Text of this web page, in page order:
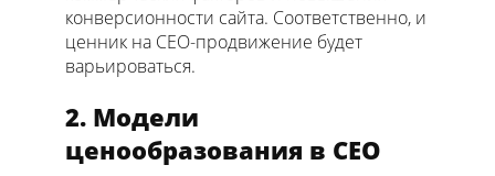
конверсионности сайта. Соответственно, и
ценник на СЕО-продвижение будет
варьироваться.
2. Модели
ценообразования в СЕО